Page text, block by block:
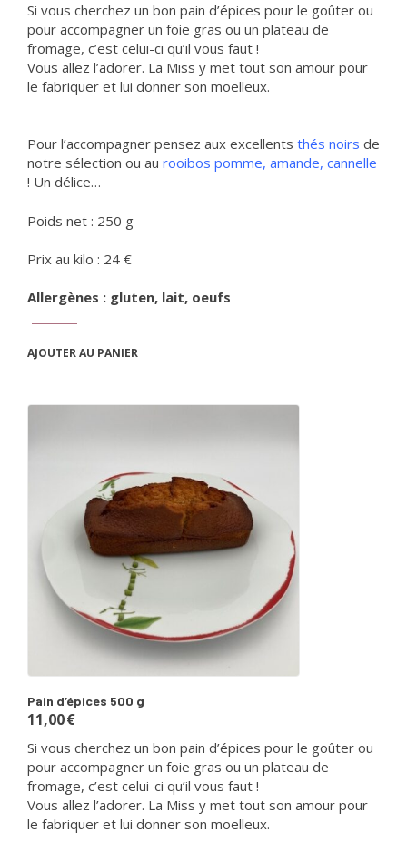
Si vous cherchez un bon pain d’épices pour le goûter ou
pour accompagner un foie gras ou un plateau de
fromage, c’est celui-ci qu’il vous faut !
Vous allez l’adorer. La Miss y met tout son amour pour
le fabriquer et lui donner son moelleux.
Pour l’accompagner pensez aux excellents thés noirs de
notre sélection ou au rooibos pomme, amande, cannelle
! Un délice…
Poids net : 250 g
Prix au kilo : 24 €
Allergènes : gluten, lait, oeufs
AJOUTER AU PANIER
Pain d’épices 500 g
11,00€
Si vous cherchez un bon pain d’épices pour le goûter ou
pour accompagner un foie gras ou un plateau de
fromage, c’est celui-ci qu’il vous faut !
Vous allez l’adorer. La Miss y met tout son amour pour
le fabriquer et lui donner son moelleux.